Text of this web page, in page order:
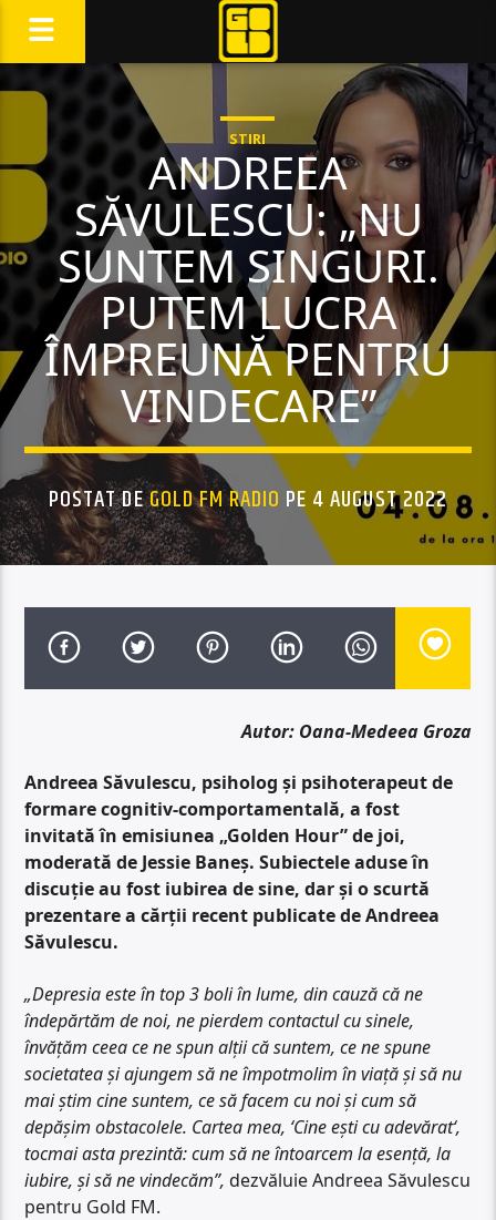
STIRI
ANDREEA
SĂVULESCU: „NU
SUNTEM SINGURI.
PUTEM LUCRA
ÎMPREUNĂ PENTRU
VINDECARE”
POSTAT DEGOLD FM RADIO PE 4 AUGUST 2022
Autor: Oana-Medeea Groza
Andreea Săvulescu, psiholog și psihoterapeut de
formare cognitiv-comportamentală, a fost
invitată în emisiunea „Golden Hour” de joi,
moderată de Jessie Baneș. Subiectele aduse în
discuție au fost iubirea de sine, dar și o scurtă
prezentare a cărții recent publicate de Andreea
Săvulescu.
„Depresia este în top 3 boli în lume, din cauză că ne
îndepărtăm de noi, ne pierdem contactul cu sinele,
învățăm ceea ce ne spun alții că suntem, ce ne spune
societatea și ajungem să ne împotmolim în viață și să nu
mai știm cine suntem, ce să facem cu noi și cum să
depășim obstacolele. Cartea mea, ‘Cine ești cu adevărat‘,
tocmai asta prezintă: cum să ne întoarcem la esență, la
iubire, și să ne vindecăm”,dezvăluie Andreea Săvulescu
pentru Gold FM.